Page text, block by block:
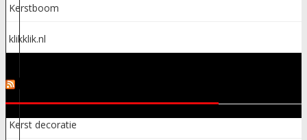
Kerstboom
klikklik.nl
KERSTSPULLEN ADVERTENTIES
Kerst decoratie